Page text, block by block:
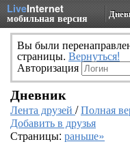
LiveInternet
мобильная версия
Вы были
страницы. Вернуться!
Авторизация
Дневник
Лента друзей /Полная
Добавить в друзья
Страницы: раньше»